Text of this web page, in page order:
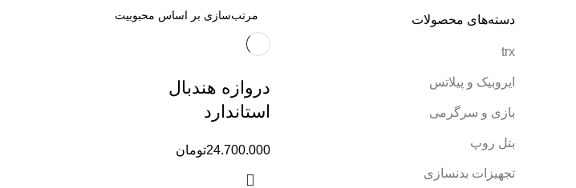
دسته‌های محصولات
trx
ایروبیک و پیلاتس
بازی و سرگرمی
بتل روپ
تجهیزات بدنسازی
دروازه هندبال
استاندارد
تومان24.700.000